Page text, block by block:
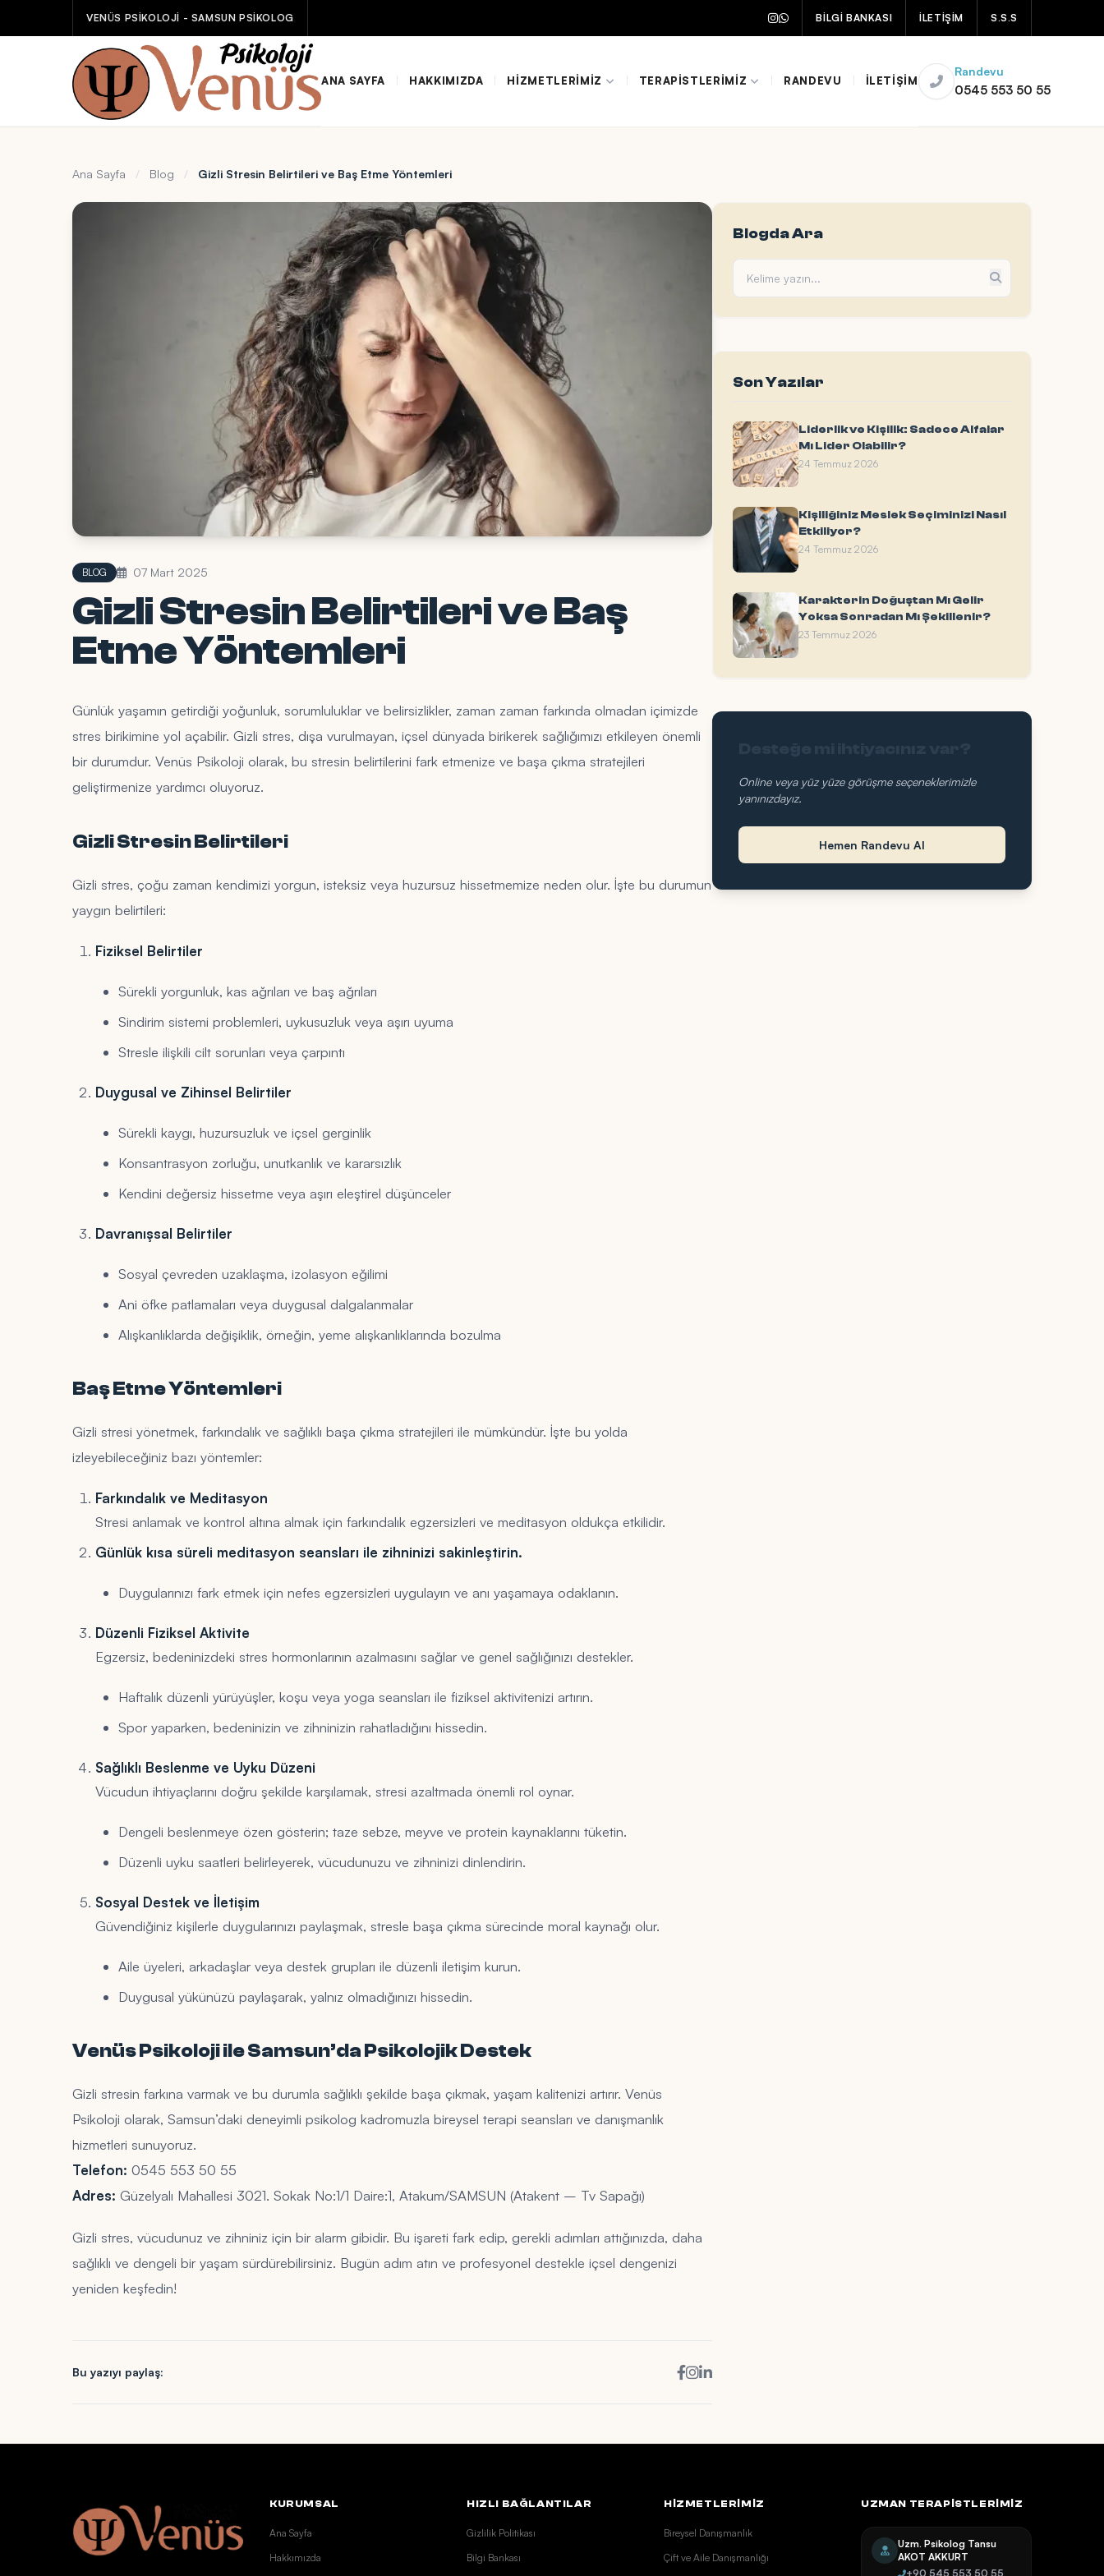
VENÜS PSİKOLOJİ - SAMSUN PSİKOLOG BİLGİ BANKASI İLETİŞİM S.S.S
ANA SAYFA HAKKIMIZDA HIZMETLERIMIZ TERAPISTLERIMIZ RANDEVU İLETIŞIM
Randevu
0545 553 50 55
Ana Sayfa / Blog / Gizli Stresin Belirtileri ve Baş Etme Yöntemleri
BLOG 07 Mart 2025
Gizli Stresin Belirtileri ve Baş
Etme Yöntemleri
Günlük yaşamın getirdiği yoğunluk, sorumluluklar ve belirsizlikler, zaman zaman farkında olmadan içimizde
stres birikimine yol açabilir. Gizli stres, dışa vurulmayan, içsel dünyada birikerek sağlığımızı etkileyen önemli
bir durumdur. Venüs Psikoloji olarak, bu stresin belirtilerini fark etmenize ve başa çıkma stratejileri
geliştirmenize yardımcı oluyoruz.
Gizli Stresin Belirtileri
Gizli stres, çoğu zaman kendimizi yorgun, isteksiz veya huzursuz hissetmemize neden olur. İşte bu durumun
yaygın belirtileri:
Fiziksel Belirtiler
Sürekli yorgunluk, kas ağrıları ve baş ağrıları
Sindirim sistemi problemleri, uykusuzluk veya aşırı uyuma
Stresle ilişkili cilt sorunları veya çarpıntı
Duygusal ve Zihinsel Belirtiler
Sürekli kaygı, huzursuzluk ve içsel gerginlik
Konsantrasyon zorluğu, unutkanlık ve kararsızlık
Kendini değersiz hissetme veya aşırı eleştirel düşünceler
Davranışsal Belirtiler
Sosyal çevreden uzaklaşma, izolasyon eğilimi
Ani öfke patlamaları veya duygusal dalgalanmalar
Alışkanlıklarda değişiklik, örneğin, yeme alışkanlıklarında bozulma
Baş Etme Yöntemleri
Gizli stresi yönetmek, farkındalık ve sağlıklı başa çıkma stratejileri ile mümkündür. İşte bu yolda
izleyebileceğiniz bazı yöntemler:
Farkındalık ve Meditasyon
Stresi anlamak ve kontrol altına almak için farkındalık egzersizleri ve meditasyon oldukça etkilidir.
Günlük kısa süreli meditasyon seansları ile zihninizi sakinleştirin.
Duygularınızı fark etmek için nefes egzersizleri uygulayın ve anı yaşamaya odaklanın.
Düzenli Fiziksel Aktivite
Egzersiz, bedeninizdeki stres hormonlarının azalmasını sağlar ve genel sağlığınızı destekler.
Haftalık düzenli yürüyüşler, koşu veya yoga seansları ile fiziksel aktivitenizi artırın.
Spor yaparken, bedeninizin ve zihninizin rahatladığını hissedin.
Sağlıklı Beslenme ve Uyku Düzeni
Vücudun ihtiyaçlarını doğru şekilde karşılamak, stresi azaltmada önemli rol oynar.
Dengeli beslenmeye özen gösterin; taze sebze, meyve ve protein kaynaklarını tüketin.
Düzenli uyku saatleri belirleyerek, vücudunuzu ve zihninizi dinlendirin.
Sosyal Destek ve İletişim
Güvendiğiniz kişilerle duygularınızı paylaşmak, stresle başa çıkma sürecinde moral kaynağı olur.
Aile üyeleri, arkadaşlar veya destek grupları ile düzenli iletişim kurun.
Duygusal yükünüzü paylaşarak, yalnız olmadığınızı hissedin.
Venüs Psikoloji ile Samsun’da Psikolojik Destek
Gizli stresin farkına varmak ve bu durumla sağlıklı şekilde başa çıkmak, yaşam kalitenizi artırır. Venüs
Psikoloji olarak, Samsun’daki deneyimli psikolog kadromuzla bireysel terapi seansları ve danışmanlık
hizmetleri sunuyoruz.
Telefon: 0545 553 50 55
Adres: Güzelyalı Mahallesi 3021. Sokak No:1/1 Daire:1, Atakum/SAMSUN (Atakent – Tv Sapağı)
Gizli stres, vücudunuz ve zihniniz için bir alarm gibidir. Bu işareti fark edip, gerekli adımları attığınızda, daha
sağlıklı ve dengeli bir yaşam sürdürebilirsiniz. Bugün adım atın ve profesyonel destekle içsel dengenizi
yeniden keşfedin!
Bu yazıyı paylaş:
Blogda Ara
Son Yazılar
Liderlik ve Kişilik: Sadece Alfalar
Mı Lider Olabilir?
24 Temmuz 2026
Kişiliğiniz Meslek Seçiminizi Nasıl
Etkiliyor?
24 Temmuz 2026
Karakterin Doğuştan Mı Gelir
Yoksa Sonradan Mı Şekillenir?
23 Temmuz 2026
Online veya yüz yüze görüşme seçeneklerimizle
yanınızdayız.
Hemen Randevu Al
KURUMSAL
Ana Sayfa
Hakkımızda
HIZLI BAĞLANTILAR
Gizlilik Politikası
Bilgi Bankası
HİZMETLERİMİZ
Bireysel Danışmanlık
Çift ve Aile Danışmanlığı
UZMAN TERAPISTLERIMIZ
Uzm. Psikolog Tansu
AKOT AKKURT
+90 545 553 50 55